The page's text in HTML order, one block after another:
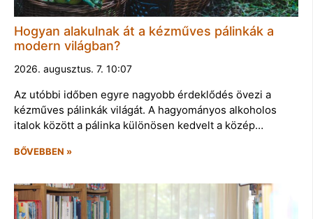
Hogyan alakulnak át a kézműves pálinkák a
modern világban?
2026. augusztus. 7. 10:07
Az utóbbi időben egyre nagyobb érdeklődés övezi a
kézműves pálinkák világát. A hagyományos alkoholos
italok között a pálinka különösen kedvelt a közép…
BŐVEBBEN »